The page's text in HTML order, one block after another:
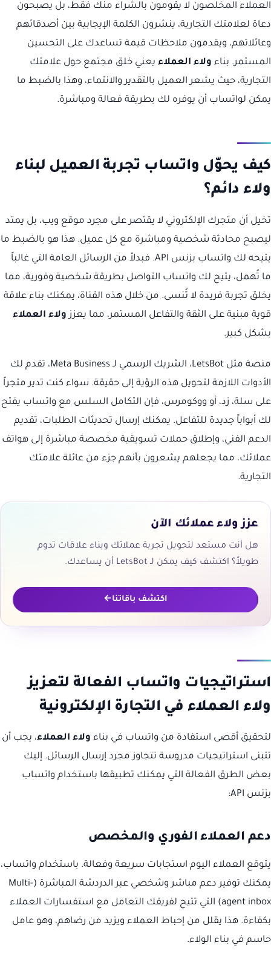
العملاء المخلصون لا يقومون بالشراء منك فقط، بل يصبحون
دعاة لعلامتك التجارية، ينشرون الكلمة الإيجابية بين أصدقائهم
وعائلاتهم، ويقدمون ملاحظات قيمة تساعدك على التحسين
المستمر. بناء ولاء العملاء يعني خلق مجتمع حول علامتك
التجارية، حيث يشعر العميل بالتقدير والانتماء، وهذا بالضبط ما
يمكن لواتساب أن يوفره لك بطريقة فعالة ومباشرة.
كيف يحوّل واتساب تجربة العميل لبناء
ولاء دائم؟
تخيل أن متجرك الإلكتروني لا يقتصر على مجرد موقع ويب، بل يمتد
ليصبح محادثة شخصية ومباشرة مع كل عميل. هذا هو بالضبط ما
يتيحه لك واتساب بزنس API. فبدلاً من الرسائل العامة التي غالباً
ما تُهمل، يتيح لك واتساب التواصل بطريقة شخصية وفورية، مما
يخلق تجربة فريدة لا تُنسى. من خلال هذه القناة، يمكنك بناء علاقة
قوية مبنية على الثقة والتفاعل المستمر، مما يعزز ولاء العملاء
بشكل كبير.
منصة مثل LetsBot، الشريك الرسمي لـ Meta Business، تقدم لك
الأدوات اللازمة لتحويل هذه الرؤية إلى حقيقة. سواء كنت تدير متجراً
على سلة، زد، أو ووكومرس، فإن التكامل السلس مع واتساب يفتح
لك أبواباً جديدة للتفاعل. يمكنك إرسال تحديثات الطلبات، تقديم
الدعم الفني، وإطلاق حملات تسويقية مخصصة مباشرة إلى هواتف
عملائك، مما يجعلهم يشعرون بأنهم جزء من عائلة علامتك
التجارية.
عزز ولاء عملائك الآن
هل أنت مستعد لتحويل تجربة عملائك وبناء علاقات تدوم
طويلاً؟ اكتشف كيف يمكن لـ LetsBot أن يساعدك.
اكتشف باقاتنا
استراتيجيات واتساب الفعالة لتعزيز
ولاء العملاء في التجارة الإلكترونية
لتحقيق أقصى استفادة من واتساب في بناء ولاء العملاء، يجب أن
تتبنى استراتيجيات مدروسة تتجاوز مجرد إرسال الرسائل. إليك
بعض الطرق الفعالة التي يمكنك تطبيقها باستخدام واتساب
بزنس API:
دعم العملاء الفوري والمخصص
يتوقع العملاء اليوم استجابات سريعة وفعالة. باستخدام واتساب،
يمكنك توفير دعم مباشر وشخصي عبر الدردشة المباشرة (Multi-
agent inbox) التي تتيح لفريقك التعامل مع استفسارات العملاء
بكفاءة. هذا يقلل من إحباط العملاء ويزيد من رضاهم، وهو عامل
حاسم في بناء الولاء.